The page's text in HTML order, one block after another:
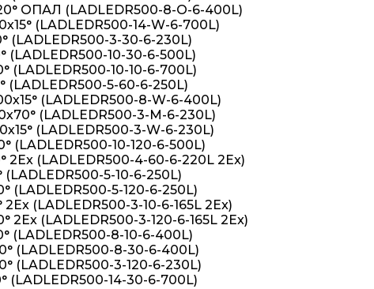
OПАЛ (LADLEDR500-8-О-6-400L)
(LADLEDR500-14-W-6-700L)
(LADLEDR500-3-30-6-230L)
10-30-6-500L)
10-10-6-700L)
5-60-6-250L)
(LADLEDR500-8-W-6-400L)
(LADLEDR500-3-M-6-230L)
(LADLEDR500-3-W-6-230L)
(LADLEDR500-10-120-6-500L)
(LADLEDR500-4-60-6-220L 2Ex)
5-10-6-250L)
(LADLEDR500-5-120-6-250L)
(LADLEDR500-3-10-6-165L 2Ex)
(LADLEDR500-3-120-6-165L 2Ex)
(LADLEDR500-8-10-6-400L)
(LADLEDR500-8-30-6-400L)
(LADLEDR500-3-120-6-230L)
(LADLEDR500-14-30-6-700L)